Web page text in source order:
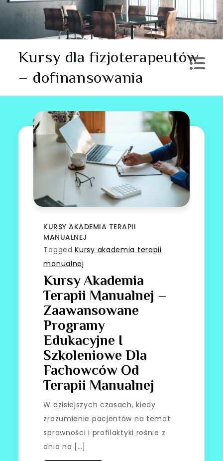
Kursy dla fizjoterapeutów
– dofinansowania
KURSY AKADEMIA TERAPII
MANUALNEJ
TaggedKursy akademia terapii
manualnej
Kursy Akademia
Terapii Manualnej –
Zaawansowane
Programy
Edukacyjne I
Szkoleniowe Dla
Fachowców Od
Terapii Manualnej
W dzisiejszych czasach, kiedy
zrozumienie pacjentów na temat
sprawności i profilaktyki rośnie z
dnia na […]